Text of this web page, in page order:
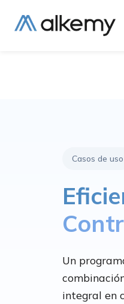
Casos de uso
Un
integral en